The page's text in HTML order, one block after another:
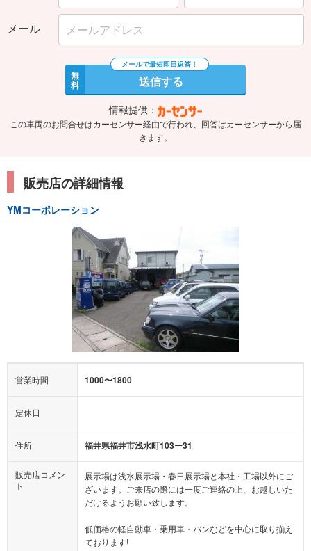
メール
無
料 送信する
情報提供：
この車両のお問合せはカーセンサー経由で行われ、回答はカーセンサーから届
きます。
販売店の詳細情報
YMコーポレーション
営業時間 1000〜1800
定休日
住所 福井県福井市浅水町103ー31
販売店コメン
ト
展示場は浅水展示場・春日展示場と本社・工場以外にご
ざいます。ご来店の際には一度ご連絡の上、お越しいた
だけるようお願い致します。
低価格の軽自動車・乗用車・バンなどを中心に取り揃え
ております!